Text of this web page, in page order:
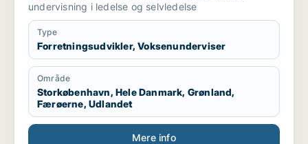
undervisning i ledelse og selvledelse
Type
Forretningsudvikler, Voksenunderviser
Område
Storkøbenhavn, Hele Danmark, Grønland,
Færøerne, Udlandet
Mere info